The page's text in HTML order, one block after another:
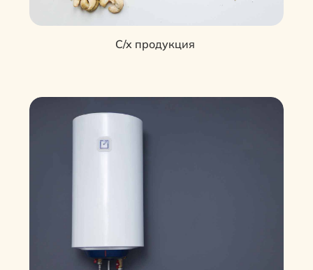
С/х продукция